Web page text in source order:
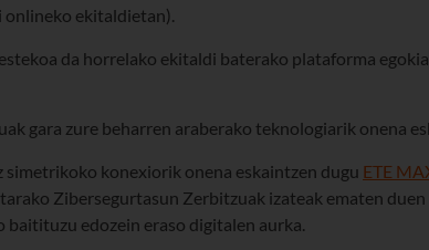
ekitaldietan).
da horrelako ekitaldi baterako plataforma
gara zure beharren araberako teknologiarik onena
konexiorik onena eskaintzen dugu ETE
Zibersegurtasun Zerbitzuak izateak ematen
baitituzu edozein eraso digitalen aurka.